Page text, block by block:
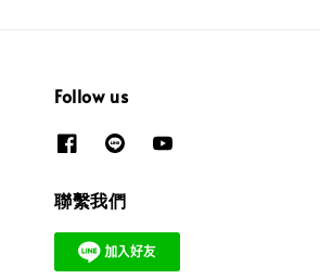
Follow us
聯繫我們